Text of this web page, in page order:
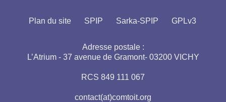
Plan du site SPIP Sarka-SPIP GPLv3
Adresse postale :
L’Atrium - 37 avenue de Gramont- 03200 VICHY
RCS 849 111 067
contact(at)comtoit.org